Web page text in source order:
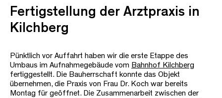
Fertigstellung der Arztpraxis in
Kilchberg
Pünktlich vor Auffahrt haben wir die erste Etappe des
Umbaus im Aufnahmegebäude vom Bahnhof Kilchberg
fertiggestellt. Die Bauherrschaft konnte das Objekt
übernehmen, die Praxis von Frau Dr. Koch war bereits
Montag für geöffnet. Die Zusammenarbeit zwischen der